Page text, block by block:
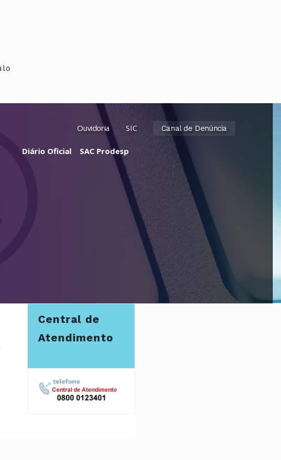
Ouvidoria SIC Canal de Denúncia
Diário Oficial SAC Prodesp
Central de
Atendimento